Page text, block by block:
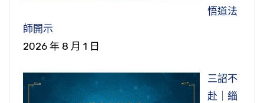
悟道法
師開示
2026 年 8 月 1 日
三詔不
赴｜緇